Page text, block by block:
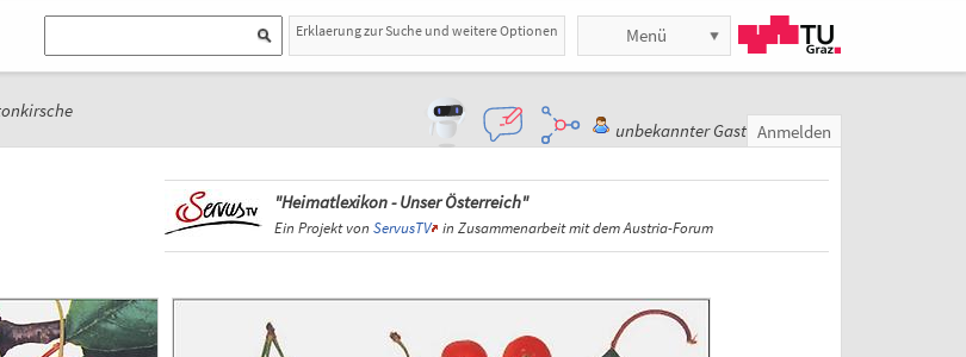
Erklaerung zur Suche und weitere Optionen Menü
unbekannter Gast Anmelden
"Heimatlexikon - Unser Österreich"
Ein Projekt von ServusTV in Zusammenarbeit mit dem Austria-Forum